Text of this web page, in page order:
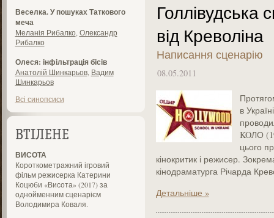
Веселка. У пошуках Таткового
меча
Меланія Рибалко Олександр
Рибалко
Олеся: інфільтрація бісів
Анатолій Шинкарьов, Вадим
Шинкарьов
Всі синопсиси
ВТІЛЕНЕ
ВИСОТА
Короткометражний ігровий
фільм режисерка Катерини
Коцюби «Висота» (2017) за
однойменним сценарієм
Володимира Коваля.
Голлівудська
від Креволіна
Написання сценарію
08.05.2011
в
KOЛО
цього
кінокритик і режисер.
кінодраматурга Річарда
Детальніше »